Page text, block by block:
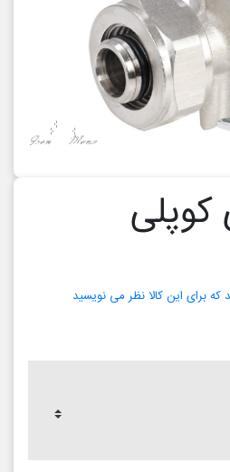
کوپلی
که برای این کالا نظر می نویسید